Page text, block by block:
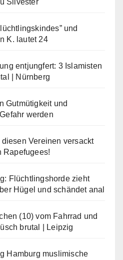
Silvester
und
K. lautet 24
entjungfert: 3 Islamisten
| Nürnberg
Gutmütigkeit und
werden
Vereinen versackt
Rapefugees!
Flüchtlingshorde zieht
Hügel und schändet anal
(10) vom Fahrrad und
brutal | Leipzig
Hamburg muslimische